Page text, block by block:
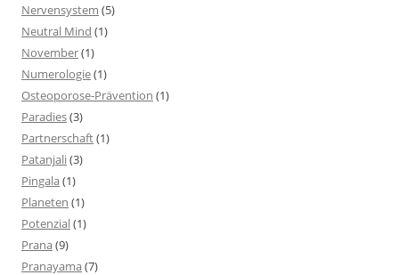
Nervensystem (5)
Neutral Mind (1)
November(1)
Numerologie(1)
Osteoporose-Prävention (1)
Paradies(3)
Partnerschaft(1)
Patanjali(3)
Pingala(1)
Planeten (1)
Potenzial(1)
Prana(9)
Pranayama(7)